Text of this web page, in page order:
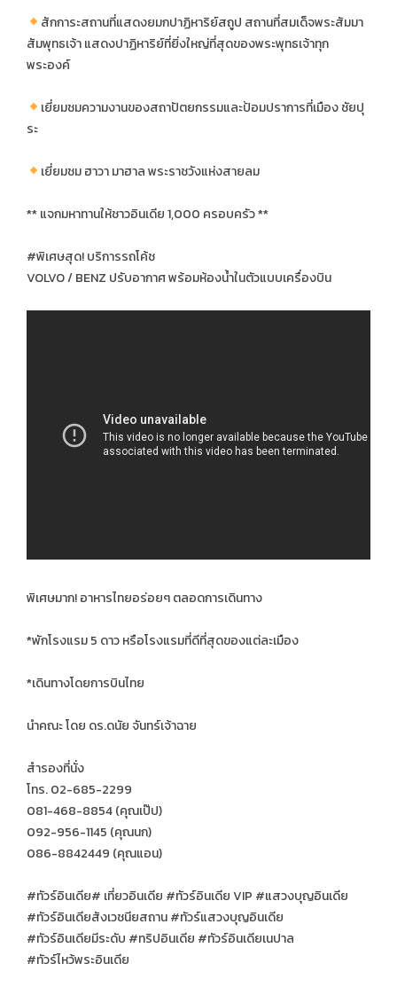
สักการะสถานที่แสดงยมกปาฏิหาริย์สถูป สถานที่สมเด็จพระสัมมา
สัมพุทธเจ้า แสดงปาฏิหาริย์ที่ยิ่งใหญ่ที่สุดของพระพุทธเจ้าทุก
พระองค์
เยี่ยมชมความงานของสถาปัตยกรรมและป้อมปราการที่เมือง ชัยปุ
ระ
เยี่ยมชม ฮาวา มาฮาล พระราชวังแห่งสายลม
** แจกมหาทานให้ชาวอินเดีย 1,000 ครอบครัว **
#พิเศษสุด! บริการรถโค้ช
VOLVO / BENZ ปรับอากาศ พร้อมห้องน้ำในตัวแบบเครื่องบิน
พิเศษมาก! อาหารไทยอร่อยๆ ตลอดการเดินทาง
*พักโรงแรม 5 ดาว หรือโรงแรมที่ดีที่สุดของแต่ละเมือง
*เดินทางโดยการบินไทย
นำคณะ โดย ดร.ดนัย จันทร์เจ้าฉาย
สำรองที่นั่ง
โทร. 02-685-2299
081-468-8854 (คุณเป๊ป)
092-956-1145 (คุณนก)
086-8842449 (คุณแอน)
#ทัวร์อินเดีย# เที่ยวอินเดีย #ทัวร์อินเดีย VIP #แสวงบุญอินเดีย
#ทัวร์อินเดียสังเวชนียสถาน #ทัวร์แสวงบุญอินเดีย
#ทัวร์อินเดียมีระดับ #ทริปอินเดีย #ทัวร์อินเดียเนปาล
#ทัวร์ไหว้พระอินเดีย